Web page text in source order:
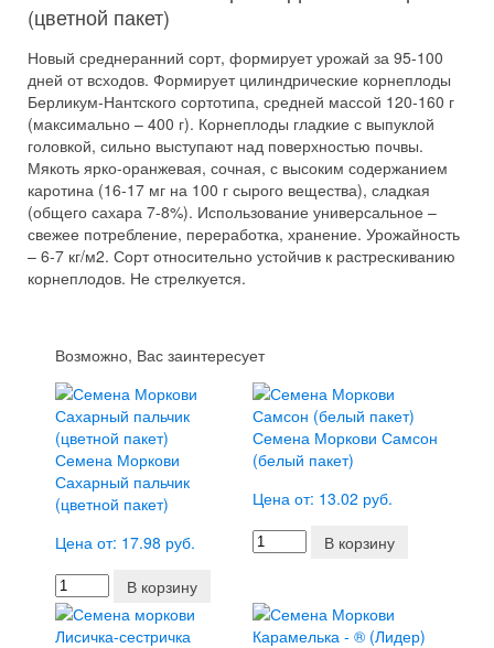
(цветной пакет)
Новый среднеранний сорт, формирует урожай за 95-100
дней от всходов. Формирует цилиндрические корнеплоды
Берликум-Нантского сортотипа, средней массой 120-160 г
(максимально – 400 г). Корнеплоды гладкие с выпуклой
головкой, сильно выступают над поверхностью почвы.
Мякоть ярко-оранжевая, сочная, с высоким содержанием
каротина (16-17 мг на 100 г сырого вещества), сладкая
(общего сахара 7-8%). Использование универсальное –
свежее потребление, переработка, хранение. Урожайность
– 6-7 кг/м2. Сорт относительно устойчив к растрескиванию
корнеплодов. Не стрелкуется.
Возможно, Вас заинтересует
Семена Моркови
Сахарный пальчик
(цветной пакет)
Цена от: 17.98 руб.
В корзину
Семена Моркови Самсон
(белый пакет)
Цена от: 13.02 руб.
В корзину